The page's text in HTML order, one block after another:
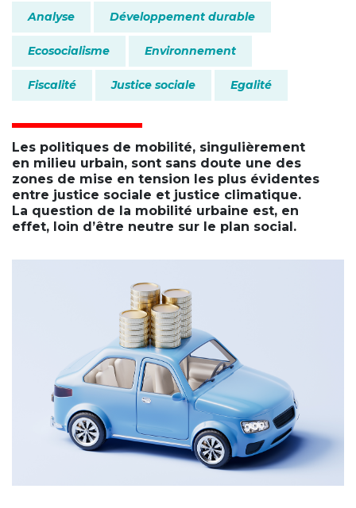
Analyse Développement durable
Ecosocialisme Environnement
Fiscalité Justice sociale Egalité
Les politiques de mobilité, singulièrement
en milieu urbain, sont sans doute une des
zones de mise en tension les plus évidentes
entre justice sociale et justice climatique.
La question de la mobilité urbaine est, en
effet, loin d’être neutre sur le plan social.